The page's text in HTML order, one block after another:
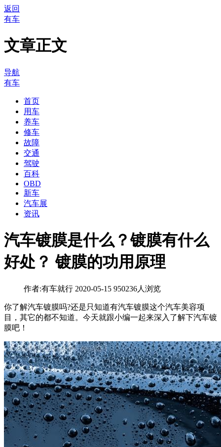
返回
有车
文章正文
导航
有车
首页
用车
养车
修车
故障
交通
驾驶
百科
OBD
新车
汽车展
资讯
汽车镀膜是什么？镀膜有什么
好处？ 镀膜的功用原理
作者:有车就行 2020-05-15 950236人浏览
你了解汽车镀膜吗?还是只知道有汽车镀膜这个汽车美容项
目，其它的都不知道。今天就跟小编一起来深入了解下汽车镀
膜吧！